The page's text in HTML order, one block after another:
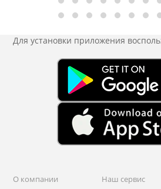
Для установки приложения
О компании
Наш сервис